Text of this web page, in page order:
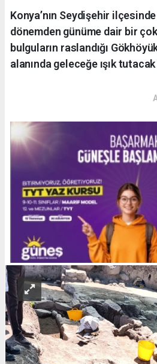
Konya’nın Seydişehir
dönemden günüme dair bir
bulguların raslandığı
alanında geleceğe ışık